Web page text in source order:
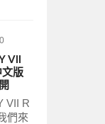
0
VII
文版
VII R
們來